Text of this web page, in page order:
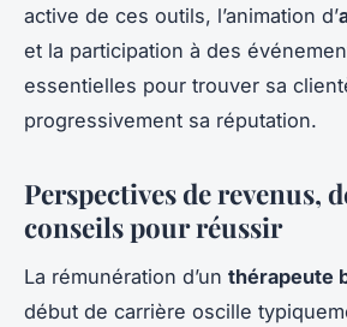
active de ces outils, l’animation d’
et la participation à des
essentielles pour trouver sa
progressivement sa réputation.
Perspectives de revenus,
conseils pour réussir
La rémunération d’un thérapeute
début de carrière oscille